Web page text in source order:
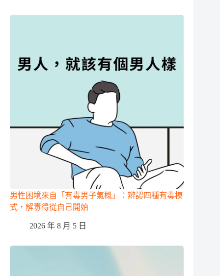
男性困境來自「有毒男子氣概」：辨認四種有毒模
式，解毒得從自己開始
2026 年 8 月 5 日